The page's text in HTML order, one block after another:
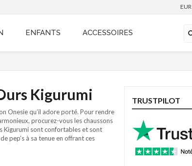
EUR
ENFANTS ACCESSOIRES
Kigurumi
Onesie qu’il adore porté. Pour rendre
procurez-vous les chaussons
Kigurumi sont confortables et sont
pep’s à sa tenue en offrant ces
TRUSTPILOT